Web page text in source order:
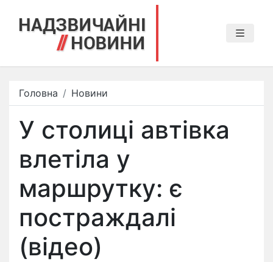
Головна Новини
У столиці автівка
влетіла у
маршрутку: є
постраждалі
(відео)